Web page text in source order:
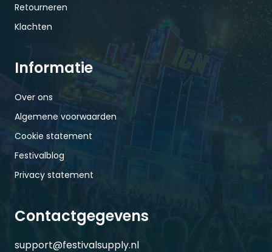
Retourneren
Klachten
Informatie
Over ons
Algemene voorwaarden
Cookie statement
Festivalblog
Privacy statement
Contactgegevens
support@festivalsupply.nl